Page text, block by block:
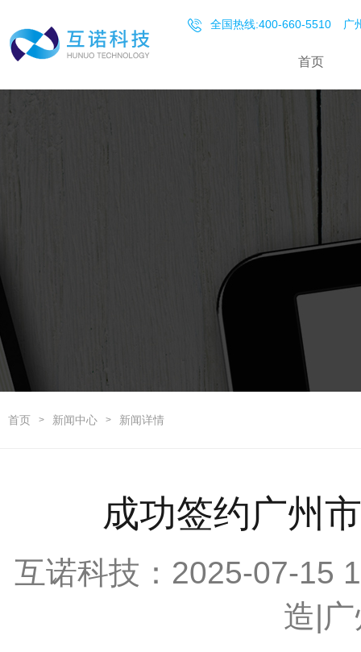
全国热线:400-660-5510 广
首页
首页 > 新闻中心 > 新闻详情
成功签约广州
互诺科技：2025-07-
造|